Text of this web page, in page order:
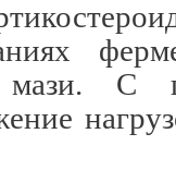
мази. С